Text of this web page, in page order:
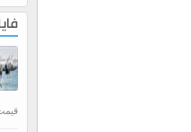
قیمت: 35,000